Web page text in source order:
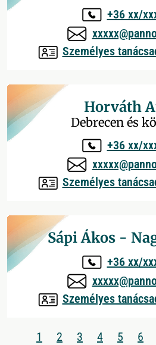
+36 xx/
Személyes
Horváth
Debrecen és
+36 xx/
Személyes
Sápi Ákos -
+36 xx/
Személyes
1 2 3 4 5 6